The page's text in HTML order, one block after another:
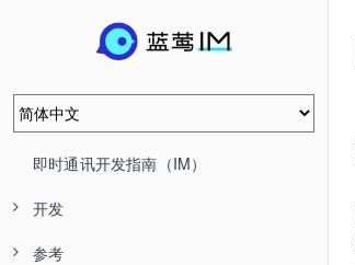
即时通讯开发指南（IM）
开发
参考